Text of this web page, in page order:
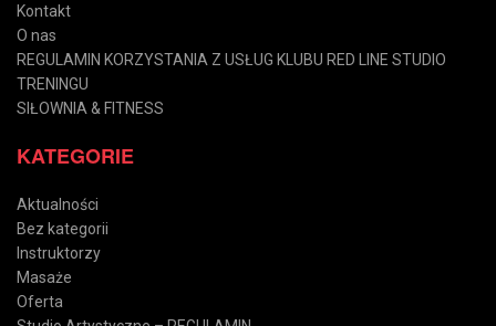
Kontakt
O nas
REGULAMIN KORZYSTANIA Z USŁUG KLUBU RED LINE STUDIO
TRENINGU
SIŁOWNIA & FITNESS
KATEGORIE
Aktualności
Bez kategorii
Instruktorzy
Masaże
Oferta